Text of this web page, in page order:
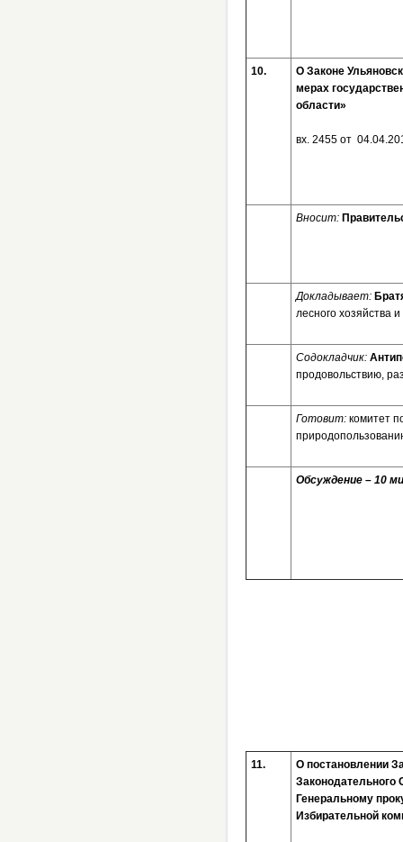
10.
О Законе
мерах
области»
вх. 2455 от
Вносит:
Докладывает:
лесного хозяйства
Содокладчик:
продовольствию,
Готовит: комитет
Обсуждение – 10
11.
О постановлении
Законодательного
Генеральному
Избирательной